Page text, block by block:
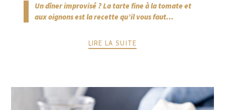
Un dîner improvisé ? La tarte fine à la tomate et
aux oignons est la recette qu’il vous faut...
LIRE LA SUITE